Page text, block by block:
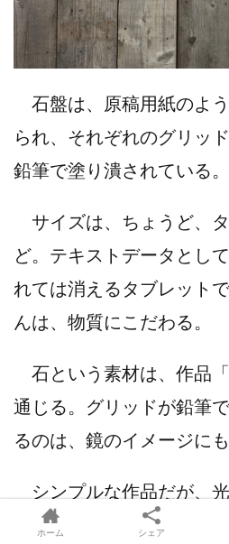
石盤は、原稿用紙のよ
られ、それぞれのグリッ
鉛筆で塗り潰されている。
サイズは、ちょうど、
ど。テキストデータとし
れては消えるタブレット
んは、物質にこだわる。
石という素材は、作品
通じる。グリッドが鉛筆
るのは、鏡のイメージにも
シンプルな作品だが、
え方が変化し、美しい。
ホーム シェア